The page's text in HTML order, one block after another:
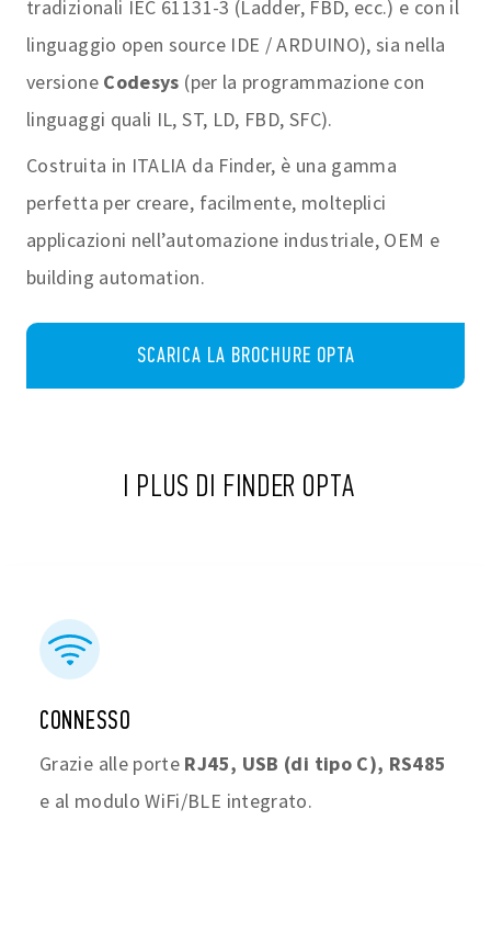
tradizionali IEC 61131-3 (Ladder, FBD, ecc.) e con il
linguaggio open source IDE / ARDUINO), sia nella
versione Codesys (per la programmazione con
linguaggi quali IL, ST, LD, FBD, SFC).
Costruita in ITALIA da Finder, è una gamma
perfetta per creare, facilmente, molteplici
applicazioni nell’automazione industriale, OEM e
building automation.
SCARICA LA BROCHURE OPTA
I PLUS DI FINDER OPTA
CONNESSO
Grazie alle porte RJ45, USB (di tipo C), RS485
e al modulo WiFi/BLE integrato.